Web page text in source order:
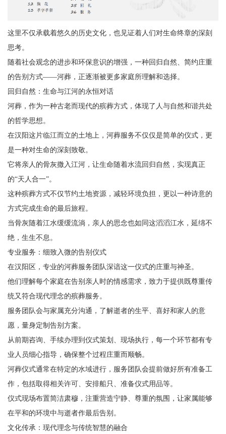
这里不仅承载着悠久的历史文化，也见证着人们对生命终章的深刻
思考。
随着社会观念的进步和环保意识的增强，一种回归自然、简约庄重
的告别方式——河葬，正逐渐被更多家庭所理解和选择。
回归自然：生命与江河的永恒对话
河葬，作为一种古老而现代的殡葬方式，体现了人与自然和谐共处
的哲学思想。
在汉阳这片临江而立的土地上，河葬服务不仅仅是简单的仪式，更
是一种对生命的深刻致敬。
它将亲人的骨灰撒入江河，让生命随着水流回归自然，实现真正
的“天人合一”。
这种殡葬方式不仅节约土地资源，减轻环境负担，更以一种诗意的
方式完成生命的最后旅程。
当骨灰随着江水缓缓流淌，亲人的思念也如同这滔滔江水，延绵不
绝，生生不息。
专业服务：细致入微的告别仪式
在汉阳区，专业的河葬服务团队深谙这一仪式的庄重与神圣。
他们理解每个家庭在告别亲人时的情感需求，致力于提供既尊重传
统又符合现代理念的殡葬服务。
服务团队会与家属充分沟通，了解逝者的生平、喜好和家人的意
愿，量身定制告别方案。
从前期咨询、手续办理到仪式策划、现场执行，每一个环节都有专
业人员细心指导，确保整个过程庄重而顺畅。
河葬仪式通常在特定的水域进行，服务团队会提前做好所有准备工
作，包括取得相关许可、安排船只、准备仪式用品等。
仪式现场布置简洁肃穆，注重营造宁静、尊重的氛围，让家属能够
在平和的环境中与逝者作最后告别。
文化传承：现代理念与传统智慧的融合